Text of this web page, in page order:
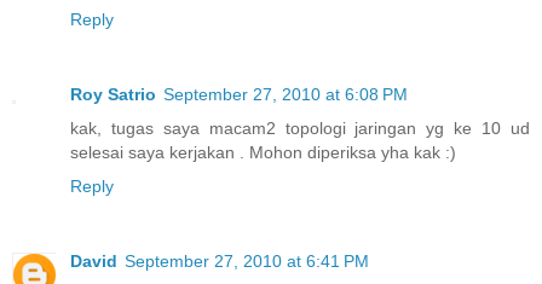
Reply
Roy Satrio September 27, 2010 at 6:08 PM
kak, tugas saya macam2 topologi jaringan yg ke 10 ud
selesai saya kerjakan . Mohon diperiksa yha kak :)
Reply
David September 27, 2010 at 6:41 PM